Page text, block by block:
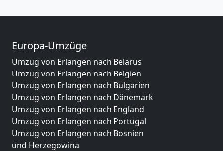
Europa-Umzüge
Umzug von Erlangen nach Belarus
Umzug von Erlangen nach Belgien
Umzug von Erlangen nach Bulgarien
Umzug von Erlangen nach Dänemark
Umzug von Erlangen nach England
Umzug von Erlangen nach Portugal
Umzug von Erlangen nach Bosnien
und Herzegowina